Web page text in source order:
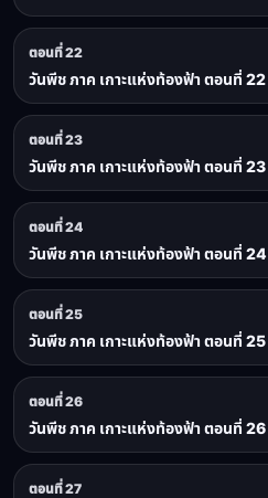
ตอนที่ 22
วันพีช ภาค เกาะแห่งท้องฟ้า ตอนที่ 22
ตอนที่ 23
วันพีช ภาค เกาะแห่งท้องฟ้า ตอนที่ 23
ตอนที่ 24
วันพีช ภาค เกาะแห่งท้องฟ้า ตอนที่ 24
ตอนที่ 25
วันพีช ภาค เกาะแห่งท้องฟ้า ตอนที่ 25
ตอนที่ 26
วันพีช ภาค เกาะแห่งท้องฟ้า ตอนที่ 26
ตอนที่ 27